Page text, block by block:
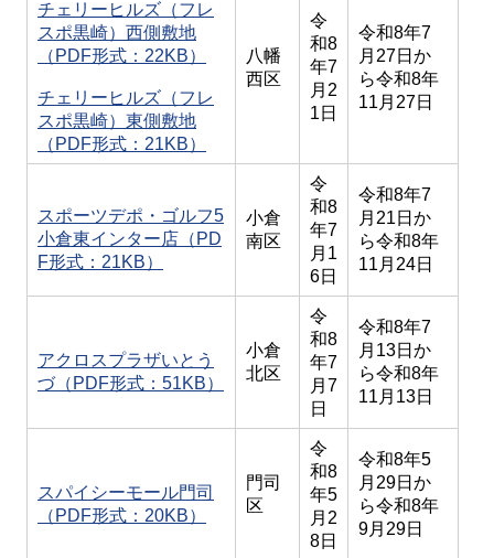
チェリーヒルズ（フレ
スポ黒崎）西側敷地
（PDF形式：22KB）
チェリーヒルズ（フレ
スポ黒崎）東側敷地
（PDF形式：21KB）
八幡
西区
令
和8
年7
月2
1日
令和8年7
月27日か
ら令和8年
11月27日
スポーツデポ・ゴルフ5
小倉東インター店（PD
F形式：21KB）
小倉
南区
令
和8
年7
月1
6日
令和8年7
月21日か
ら令和8年
11月24日
アクロスプラザいとう
づ（PDF形式：51KB）
小倉
北区
令
和8
年7
月7
日
令和8年7
月13日か
ら令和8年
11月13日
スパイシーモール門司
（PDF形式：20KB）
門司
区
令
和8
年5
月2
8日
令和8年5
月29日か
ら令和8年
9月29日